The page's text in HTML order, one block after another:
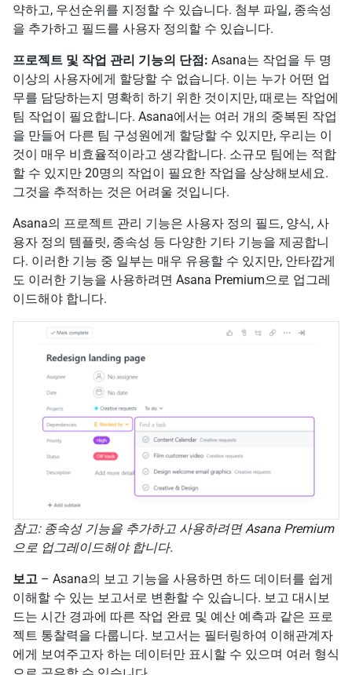
약하고, 우선순위를 지정할 수 있습니다. 첨부 파일, 종속성
을 추가하고 필드를 사용자 정의할 수 있습니다.
프로젝트 및 작업 관리 기능의 단점: Asana는 작업을 두 명
이상의 사용자에게 할당할 수 없습니다. 이는 누가 어떤 업
무를 담당하는지 명확히 하기 위한 것이지만, 때로는 작업에
팀 작업이 필요합니다. Asana에서는 여러 개의 중복된 작업
을 만들어 다른 팀 구성원에게 할당할 수 있지만, 우리는 이
것이 매우 비효율적이라고 생각합니다. 소규모 팀에는 적합
할 수 있지만 20명의 작업이 필요한 작업을 상상해보세요.
그것을 추적하는 것은 어려울 것입니다.
Asana의 프로젝트 관리 기능은 사용자 정의 필드, 양식, 사
용자 정의 템플릿, 종속성 등 다양한 기타 기능을 제공합니
다. 이러한 기능 중 일부는 매우 유용할 수 있지만, 안타깝게
도 이러한 기능을 사용하려면 Asana Premium으로 업그레
이드해야 합니다.
참고: 종속성 기능을 추가하고 사용하려면 Asana Premium
으로 업그레이드해야 합니다.
보고 – Asana의 보고 기능을 사용하면 하드 데이터를 쉽게
이해할 수 있는 보고서로 변환할 수 있습니다. 보고 대시보
드는 시간 경과에 따른 작업 완료 및 예산 예측과 같은 프로
젝트 통찰력을 다룹니다. 보고서는 필터링하여 이해관계자
에게 보여주고자 하는 데이터만 표시할 수 있으며 여러 형식